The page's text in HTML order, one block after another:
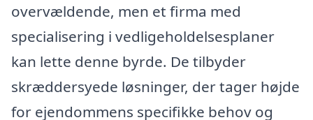
overvældende, men et firma med
specialisering i vedligeholdelsesplaner
kan lette denne byrde. De tilbyder
skræddersyede løsninger, der tager højde
for ejendommens specifikke behov og